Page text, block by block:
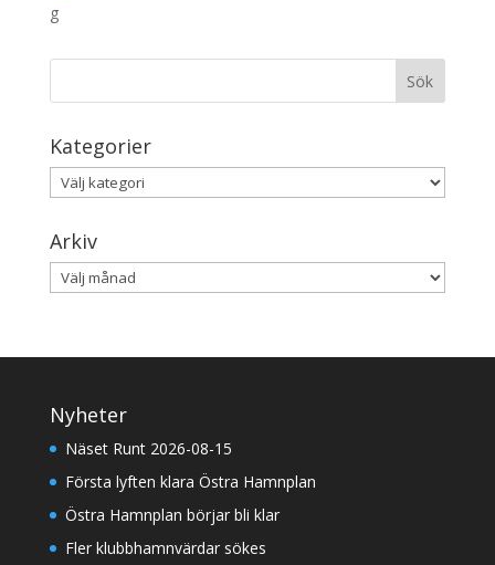
Kategorier
Kategorier
Arkiv
Arkiv
Nyheter
Näset Runt 2026-08-15
Första lyften klara Östra Hamnplan
Östra Hamnplan börjar bli klar
Fler klubbhamnvärdar sökes